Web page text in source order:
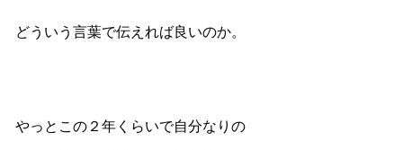
どういう言葉で伝えれば良いのか。
やっとこの２年くらいで自分なりの